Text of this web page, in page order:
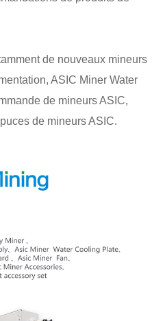
de nouveaux mineurs
ASIC Miner Water
de mineurs ASIC,
de mineurs ASIC.